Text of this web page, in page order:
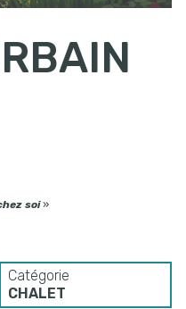
soi»
Catégorie
CHALET